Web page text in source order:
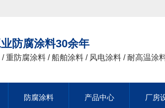
防腐涂料30余年
重防腐涂料 / 船舶涂料 / 风电涂料 / 耐高温涂
防腐涂料
防腐涂料 产品中心
产品中心 厂房
厂房